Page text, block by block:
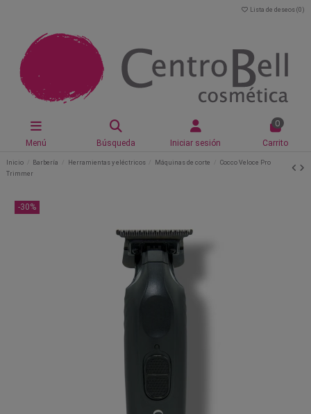
Lista de deseos (0 )
Menú Búsqueda Iniciar sesión
0
Carrito
Inicio Barbería Herramientas y eléctricos Máquinas de corte
Cocco Veloce Pro
Trimmer
-30%